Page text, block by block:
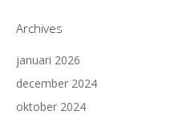
Archives
januari 2026
december 2024
oktober 2024